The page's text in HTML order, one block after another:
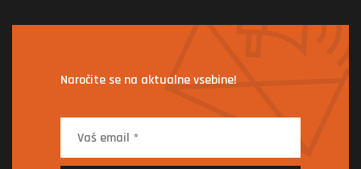
Naročite se na aktualne vsebine!